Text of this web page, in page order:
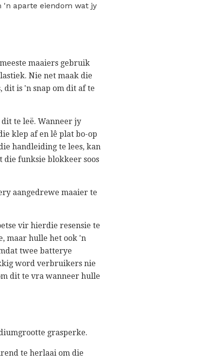
'n aparte eiendom wat jy
maaiers gebruik
Nie net maak die
is 'n snap om dit af te
te leë. Wanneer jy
klep af en lê plat bo-op
handleiding te lees, kan
funksie blokkeer soos
aangedrewe maaier te
vir hierdie resensie te
maar hulle het ook 'n
twee batterye
word verbruikers nie
dit te vra wanneer hulle
grasperke.
te herlaai om die